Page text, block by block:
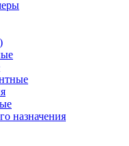
назначения